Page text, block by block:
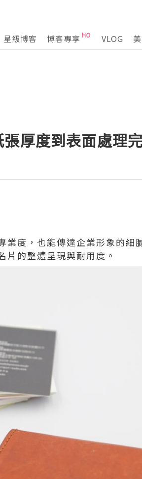
星級博客 博客專享 VLOG
厚度到表面處理
業度，也能傳達企業形象的細
片的整體呈現與耐用度。